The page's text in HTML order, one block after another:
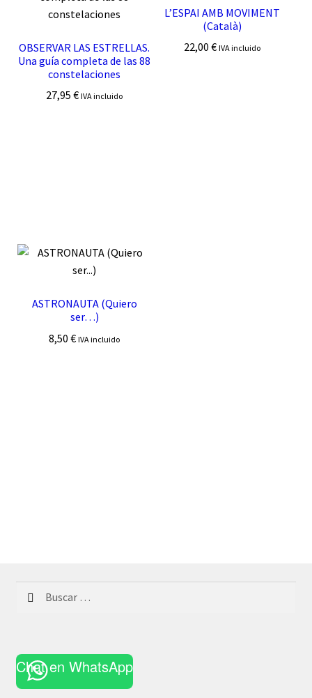
OBSERVAR LAS ESTRELLAS.
Una guía completa de las 88
constelaciones
27,95€ IVA incluido
L’ESPAI AMB MOVIMENT
(Català)
22,00 € IVA incluido
ASTRONAUTA (Quiero
ser…)
8,50€ IVA incluido
Chat en WhatsApp